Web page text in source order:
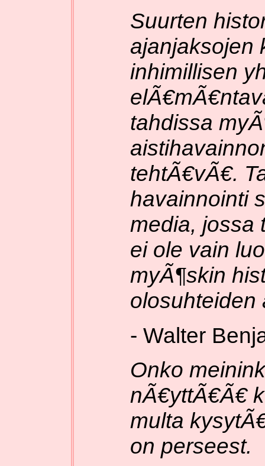
Suurten
ajanjaksojen
inhimillisen
tahdissa
tehtÃ€vÃ€.
havainnointi
media, jossa
ei ole vain
myÃ¶skin
olosuhteiden
- Walter
Onko
nÃ€yttÃ€Ã€
multa
on perseest.